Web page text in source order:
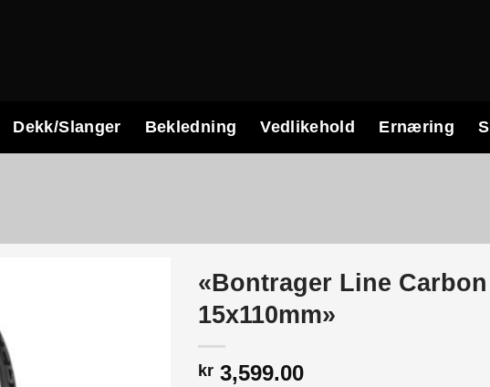
Dekk/Slanger Bekledning Vedlikehold Ernæring
«Bontrager Line
15x110mm»
kr 3,599.00